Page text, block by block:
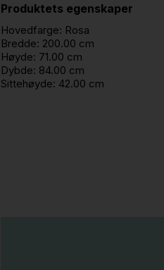
Produktets egenskaper
Hovedfarge: Rosa
Bredde: 200.00 cm
Høyde: 71.00 cm
Dybde: 84.00 cm
Sittehøyde: 42.00 cm